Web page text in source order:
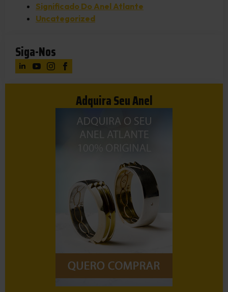
Significado Do Anel Atlante
Uncategorized
Siga-Nos
Adquira Seu Anel